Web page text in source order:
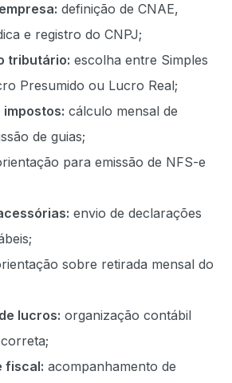
definição de CNAE,
e registro do CNPJ;
tributário: escolha entre Simples
Presumido ou Lucro Real;
cálculo mensal de
de guias;
para emissão de NFS-e
envio de declarações
sobre retirada mensal do
lucros: organização contábil
fiscal: acompanhamento de